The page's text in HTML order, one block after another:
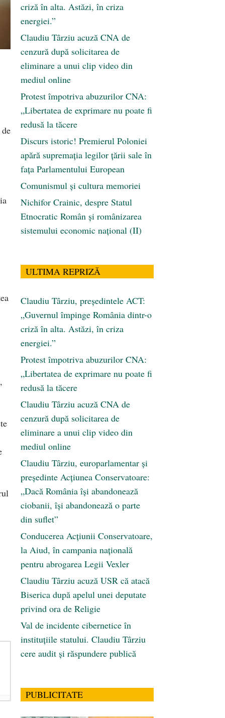
criză în alta. Astăzi, în criza
energiei.”
Claudiu Târziu acuză CNA de
cenzură după solicitarea de
eliminare a unui clip video din
mediul online
Protest împotriva abuzurilor CNA:
„Libertatea de exprimare nu poate fi
redusă la tăcere
Discurs istoric! Premierul Poloniei
apără supremația legilor țării sale în
fața Parlamentului European
Comunismul şi cultura memoriei
Nichifor Crainic, despre Statul
Etnocratic Român şi românizarea
sistemului economic naţional (II)
ULTIMA REPRIZĂ
Claudiu Târziu, președintele ACT:
„Guvernul împinge România dintr-o
criză în alta. Astăzi, în criza
energiei.”
Protest împotriva abuzurilor CNA:
„Libertatea de exprimare nu poate fi
redusă la tăcere
Claudiu Târziu acuză CNA de
cenzură după solicitarea de
eliminare a unui clip video din
mediul online
Claudiu Târziu, europarlamentar și
președinte Acțiunea Conservatoare:
„Dacă România își abandonează
ciobanii, își abandonează o parte
din suflet”
Conducerea Acțiunii Conservatoare,
la Aiud, în campania națională
pentru abrogarea Legii Vexler
Claudiu Târziu acuză USR că atacă
Biserica după apelul unei deputate
privind ora de Religie
Val de incidente cibernetice în
instituțiile statului. Claudiu Târziu
cere audit și răspundere publică
PUBLICITATE